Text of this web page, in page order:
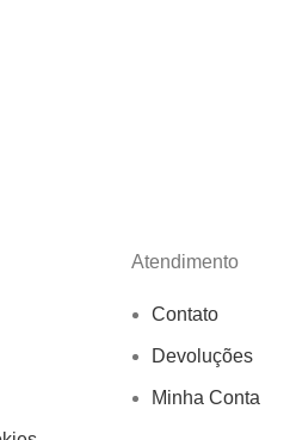
Atendimento
Contato
Devoluções
Minha Conta